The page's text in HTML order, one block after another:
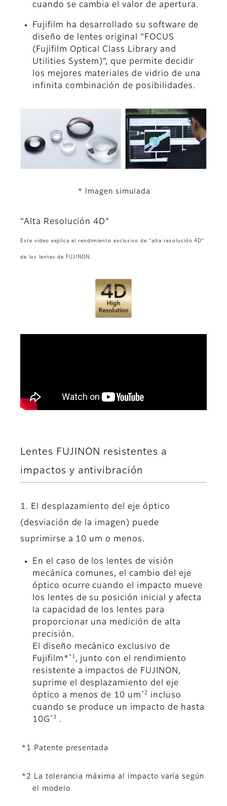
cuando se cambia el valor de apertura.
Fujifilm ha desarrollado su software de
diseño de lentes original “FOCUS
(Fujifilm Optical Class Library and
Utilities System)”, que permite decidir
los mejores materiales de vidrio de una
infinita combinación de posibilidades.
* Imagen simulada
“Alta Resolución 4D”
Este video explica el rendimiento exclusivo de “alta resolución 4D”
de los lentes de FUJINON.
Lentes FUJINON resistentes a
impactos y antivibración
1. El desplazamiento del eje óptico
(desviación de la imagen) puede
suprimirse a 10 um o menos.
En el caso de los lentes de visión
mecánica comunes, el cambio del eje
óptico ocurre cuando el impacto mueve
los lentes de su posición inicial y afecta
la capacidad de los lentes para
proporcionar una medición de alta
precisión.
El diseño mecánico exclusivo de
Fujifilm* *1 , junto con el rendimiento
resistente a impactos de FUJINON,
suprime el desplazamiento del eje
óptico a menos de 10 um *2
incluso
cuando se produce un impacto de hasta
10G *3 .
*1 Patente presentada
*2 La tolerancia máxima al impacto varía según
el modelo